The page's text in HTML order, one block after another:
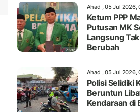
Ahad , 05 Jul 2026,
Ketum PPP
Putusan MK
Langsung
Berubah
Ahad , 05 Jul 2026,
Polisi Selidiki
Beruntun
Kendaraan di